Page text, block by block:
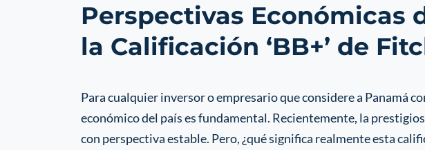
Perspectivas Económicas
la Calificación ‘BB+’ de
Para cualquier inversor o empresario que considere a Panamá
económico del país es fundamental. Recientemente, la
con perspectiva estable. Pero, ¿qué significa realmente esta